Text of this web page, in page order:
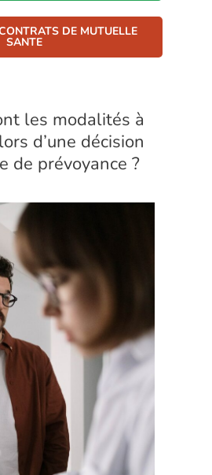
DE MUTUELLE
SANTE
les modalités à
d’une décision
de prévoyance ?